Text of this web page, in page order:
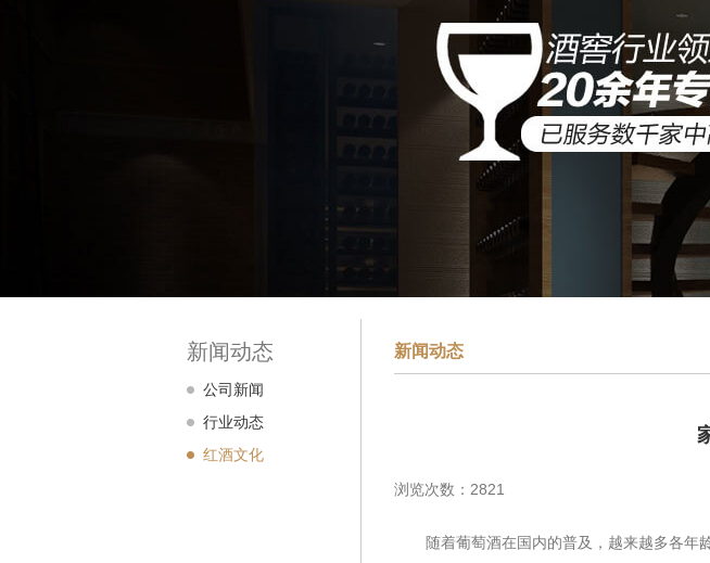
新闻动态
公司新闻
行业动态
红酒文化
新闻动态
浏览次数：2821
随着葡萄酒在国内的普及，越来越多各年龄